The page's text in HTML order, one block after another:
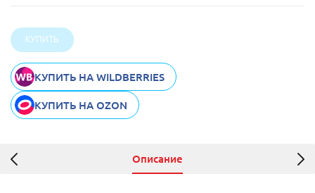
КУПИТЬ НА WILDBERRIES
КУПИТЬ НА OZON
Описание